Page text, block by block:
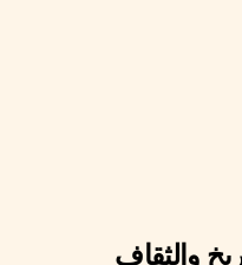
والثقاف